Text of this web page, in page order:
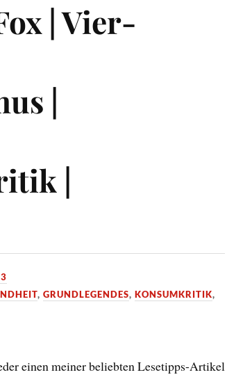
| Vier-
|
|
,GRUNDLEGENDES,KONSUMKRITIK,
einen meiner beliebten Lesetipps-Artikel